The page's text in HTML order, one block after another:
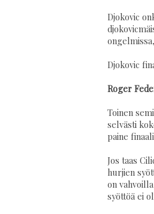
Djokovic
Djokovic
Roger
Toinen
selvästi
paine
Jos taas
hurjien
on
syöttöä ei